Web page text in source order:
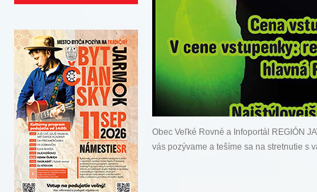
Obec Veľké Rovné a Infoportál REGIÓN
vás pozývame a tešíme sa na stretnutie s